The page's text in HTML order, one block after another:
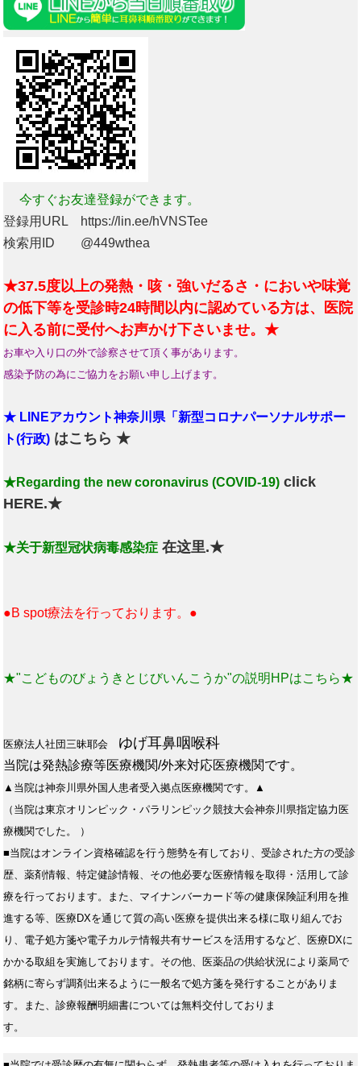
今すぐお友達登録ができます。
登録用URL https://lin.ee/hVNSTee
検索用ID @449wthea
★37.5度以上の発熱・咳・強いだるさ・においや味覚
の低下等を受診時24時間以内に認めている方は、医院
に入る前に受付へお声かけ下さいませ。★
お車や入り口の外で診察させて頂く事があります。
感染予防の為にご協力をお願い申し上げます。
★ LINEアカウント神奈川県「新型コロナパーソナルサポー
ト(行政) はこちら ★
★Regarding the new coronavirus (COVID-19) click
HERE.★
★关于新型冠状病毒感染症 在这里.★
●B spot療法を行っております。●
★"こどものびょうきとじびいんこうか"の説明HPはこちら★
医療法人社団三昧耶会 ゆげ耳鼻咽喉科
当院は発熱診療等医療機関/外来対応医療機関です。
▲当院は神奈川県外国人患者受入拠点医療機関です。▲
（当院は東京オリンピック・パラリンピック競技大会神奈川県指定協力医
療機関でした。 ）
■当院はオンライン資格確認を行う態勢を有しており、受診された方の受診
歴、薬剤情報、特定健診情報、その他必要な医療情報を取得・活用して診
療を行っております。また、マイナンバーカード等の健康保険証利用を推
進する等、医療DXを通じて質の高い医療を提供出来る様に取り組んでお
り、電子処方箋や電子カルテ情報共有サービスを活用するなど、医療DXに
かかる取組を実施しております。その他、医薬品の供給状況により薬局で
銘柄に寄らず調剤出来るように一般名で処方箋を発行することがありま
す。また、診療報酬明細書については無料交付しておりま
す。